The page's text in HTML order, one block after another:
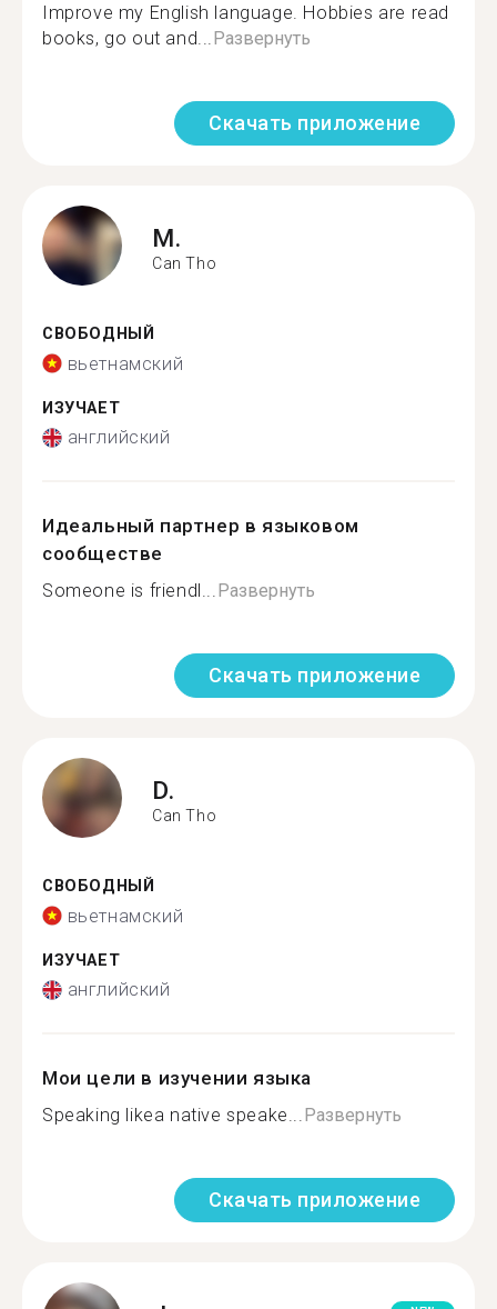
Improve my English language. Hobbies are read
books, go out and...Развернуть
Скачать приложение
M.
Can Tho
СВОБОДНЫЙ
вьетнамский
ИЗУЧАЕТ
английский
Идеальный партнер в языковом
сообществе
Someone is friendl...Развернуть
Скачать приложение
D.
Can Tho
СВОБОДНЫЙ
вьетнамский
ИЗУЧАЕТ
английский
Мои цели в изучении языка
Speaking likea native speake...Развернуть
Скачать приложение